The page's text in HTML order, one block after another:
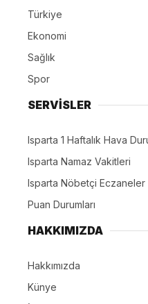
Türkiye
Ekonomi
Sağlık
Spor
SERVİSLER
Isparta 1 Haftalık Hava
Isparta Namaz Vakitleri
Isparta Nöbetçi Eczaneler
Puan Durumları
HAKKIMIZDA
Hakkımızda
Künye